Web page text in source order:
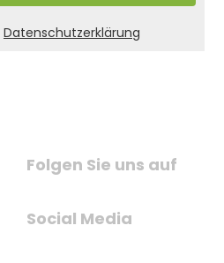
Folgen Sie uns auf
Social Media
Datenschutzerklärung